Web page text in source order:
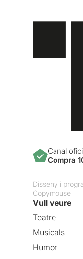
Canal
Compra
Disseny i
Copymouse
Vull veure
Teatre
Musicals
Humor